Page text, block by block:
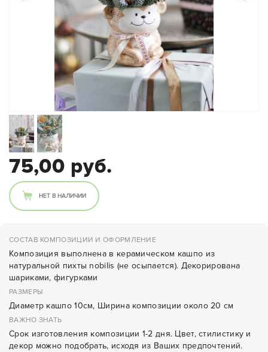
75,00 руб.
НЕТ В НАЛИЧИИ
СОСТАВ КОМПОЗИЦИИ И ОФОРМЛЕНИЕ
Композиция выполнена в керамическом кашпо из
натуральной пихты nobilis (не осыпается). Декорирована
шариками, фигурками
РАЗМЕРЫ
Диаметр кашпо 10см, Ширина композиции около 20 см
ВАЖНО ЗНАТЬ
Срок изготовления композиции 1-2 дня. Цвет, стилистику и
декор можно подобрать, исходя из Ваших предпочтений.